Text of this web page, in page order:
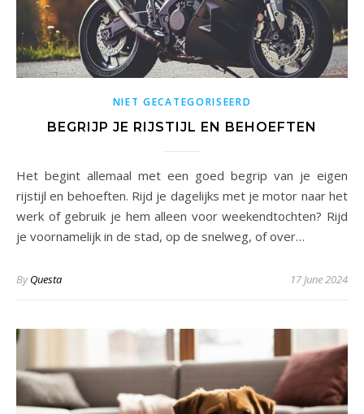
NIET GECATEGORISEERD
BEGRIJP JE RIJSTIJL EN BEHOEFTEN
Het begint allemaal met een goed begrip van je eigen
rijstijl en behoeften. Rijd je dagelijks met je motor naar het
werk of gebruik je hem alleen voor weekendtochten? Rijd
je voornamelijk in de stad, op de snelweg, of over…
ByQuesta 17 June 2024